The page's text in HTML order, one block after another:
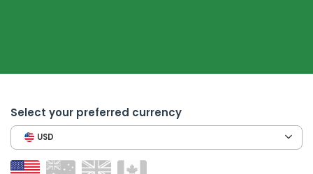
Select your preferred currency
USD